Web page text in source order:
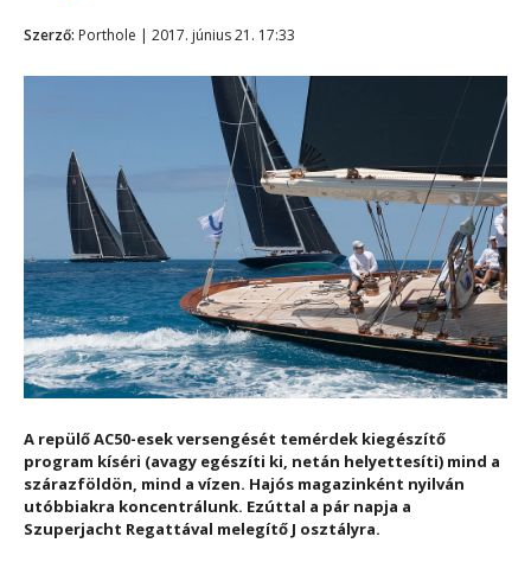
Szerző: Porthole | 2017. június 21. 17:33
A repülő AC50-esek versengését temérdek kiegészítő
program kíséri (avagy egészíti ki, netán helyettesíti) mind a
szárazföldön, mind a vízen. Hajós magazinként nyilván
utóbbiakra koncentrálunk. Ezúttal a pár napja a
Szuperjacht Regattával melegítő J osztályra.